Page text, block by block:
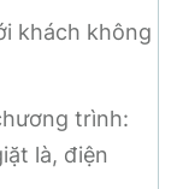
khách không
trình:
là, điện